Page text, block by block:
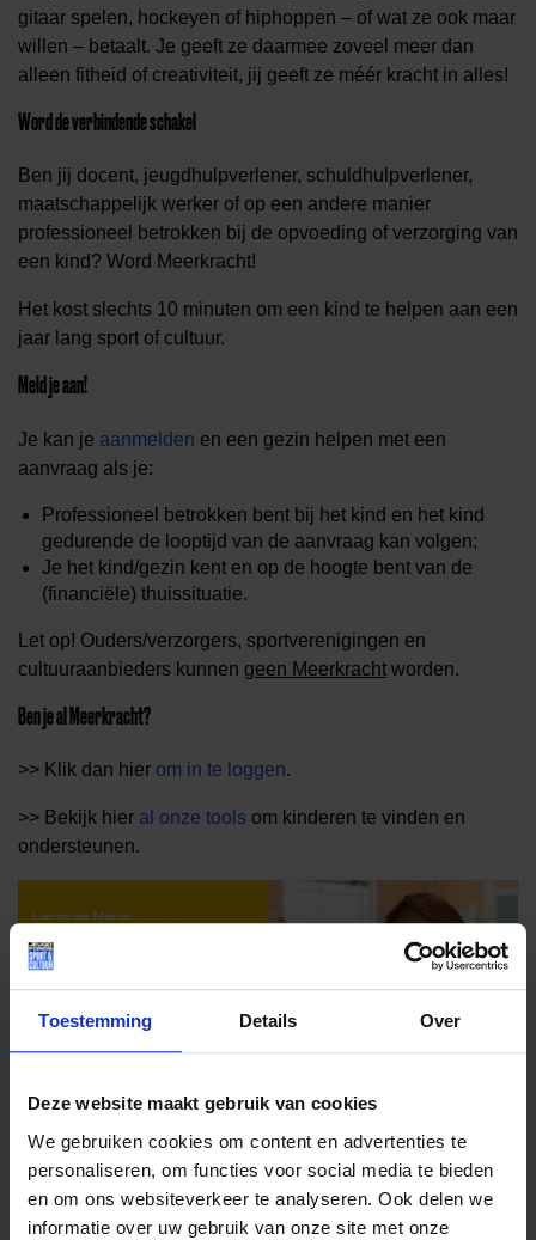
Toestemming Details Over
Deze website maakt gebruik van cookies
We gebruiken cookies om content en advertenties te
personaliseren, om functies voor social media te bieden
en om ons websiteverkeer te analyseren. Ook delen we
informatie over uw gebruik van onze site met onze
gitaar spelen, hockeyen of hiphoppen – of wat ze ook maar
willen – betaalt. Je geeft ze daarmee zoveel meer dan
alleen fitheid of creativiteit, jij geeft ze méér kracht in alles!
Word de verbindende schakel
Ben jij docent, jeugdhulpverlener, schuldhulpverlener,
maatschappelijk werker of op een andere manier
professioneel betrokken bij de opvoeding of verzorging van
een kind? Word Meerkracht!
Het kost slechts 10 minuten om een kind te helpen aan een
jaar lang sport of cultuur.
Meld je aan!
Je kan je aanmelden en een gezin helpen met een
aanvraag als je:
Professioneel betrokken bent bij het kind en het kind
gedurende de looptijd van de aanvraag kan volgen;
Je het kind/gezin kent en op de hoogte bent van de
(financiële) thuissituatie.
Let op! Ouders/verzorgers, sportverenigingen en
cultuuraanbieders kunnen geen Meerkracht worden.
Ben je al Meerkracht?
>> Klik dan hier om in te loggen.
>> Bekijk hier al onze tools om kinderen te vinden en
ondersteunen.